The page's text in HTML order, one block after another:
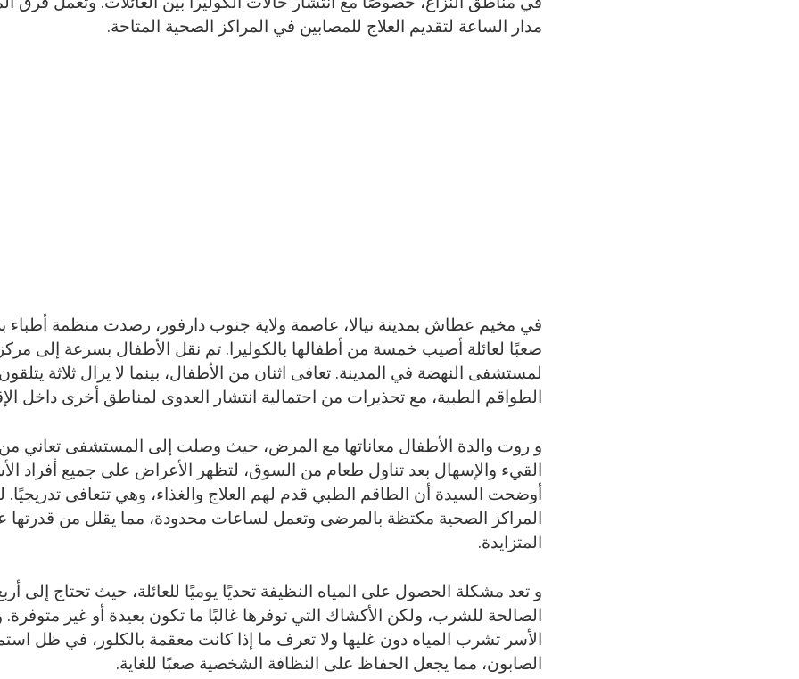
مدار الساعة لتقديم العلاج للمصابين في المراكز الصحية المتاحة.
في مخيم عطاش بمدينة نيالا، عاصمة ولاية جنوب دارفور، رصدت منظمة أطباء
صعبًا لعائلة أصيب خمسة من أطفالها بالكوليرا. تم نقل الأطفال بسرعة إلى مركز
لمستشفى النهضة في المدينة. تعافى اثنان من الأطفال، بينما لا يزال ثلاثة
الطواقم الطبية، مع تحذيرات من احتمالية انتشار العدوى لمناطق أخرى داخل
و روت والدة الأطفال معاناتها مع المرض، حيث وصلت إلى المستشفى تعاني
القيء والإسهال بعد تناول طعام من السوق، لتظهر الأعراض على جميع أفراد
أوضحت السيدة أن الطاقم الطبي قدم لهم العلاج والغذاء، وهي تتعافى تدريجيًا.
المراكز الصحية مكتظة بالمرضى وتعمل لساعات محدودة، مما يقلل من قدرتها
المتزايدة.
و تعد مشكلة الحصول على المياه النظيفة تحديًا يوميًا للعائلة، حيث تحتاج إلى
الصالحة للشرب، ولكن الأكشاك التي توفرها غالبًا ما تكون بعيدة أو غير
الأسر تشرب المياه دون غليها ولا تعرف ما إذا كانت معقمة بالكلور، في ظل
الصابون، مما يجعل الحفاظ على النظافة الشخصية صعبًا للغاية.